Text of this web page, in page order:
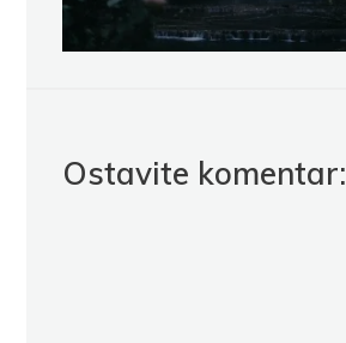
Ostavite komentar: